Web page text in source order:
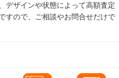
デザインや状態によって高額査定
すので、ご相談やお問合せだけで